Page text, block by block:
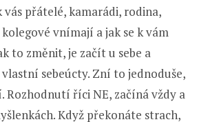
vás přátelé, kamarádi, rodina,
vnímají a jak se k vám
to změnit, je začít u sebe a
sebeúcty. Zní to jednoduše,
Rozhodnutí říci NE, začíná vždy a
Když překonáte strach,